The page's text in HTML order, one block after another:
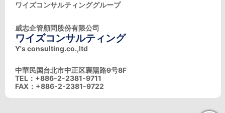
ワイズコンサルティンググループ
威志企管顧問股份有限公司
ワイズコンサルティング
Y's consulting.co.,ltd
中華民国台北市中正区襄陽路9号8F
TEL：+886-2-2381-9711
FAX：+886-2-2381-9722